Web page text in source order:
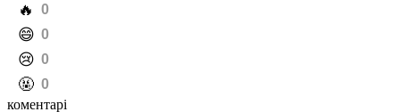
️🔥 0
️😄 0
️😢 0
️🤬 0
коментарі